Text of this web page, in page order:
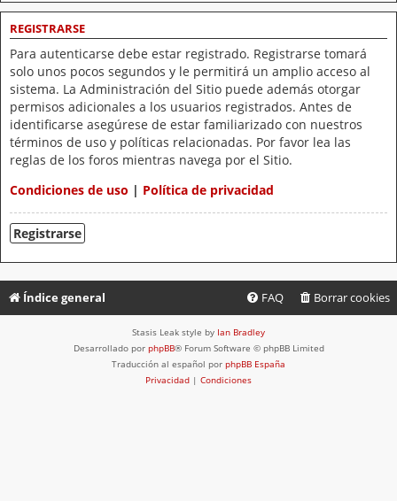
REGISTRARSE
Para autenticarse debe estar registrado. Registrarse tomará
solo unos pocos segundos y le permitirá un amplio acceso al
sistema. La Administración del Sitio puede además otorgar
permisos adicionales a los usuarios registrados. Antes de
identificarse asegúrese de estar familiarizado con nuestros
términos de uso y políticas relacionadas. Por favor lea las
reglas de los foros mientras navega por el Sitio.
Condiciones de uso | Política de privacidad
Registrarse
Índice general Borrar cookies
FAQ
Stasis Leak style by Ian Bradley
Desarrollado por phpBB® Forum Software © phpBB Limited
Traducción al español por phpBB España
Privacidad | Condiciones